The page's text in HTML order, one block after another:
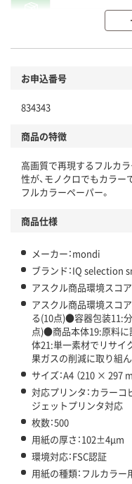
分
商品
本体
仕組
アスクル商品環境スコア詳
お申込番号
834343
商品の特徴
高画質で再現するフルカ
性が、モノクロでもカラー
フルカラーペーパー。
商品仕様
メーカー：mondi
ブランド：IQ selection
アスクル商品環境スコア
アスクル商品環境スコ
る(10点)●容器包装11:
点)●商品本体19:原料
体21:単一素材でリサイ
果ガスの削減に取り組
サイズ：A4 （210 × 297
対応プリンタ：カラーコ
ジェットプリンタ対応
枚数：500
用紙の厚さ：102±4μm
環境対応：FSC認証
用紙の種類：フルカラー